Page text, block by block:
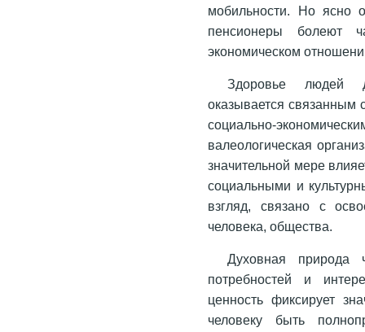
мобильности. Но ясно
пенсионеры болеют
экономическом
Здоровье людей
оказывается
социально-
валеологическая
значительной мере
социальными и
взгляд, связано с
человека, общества.
Духовная природа
потребностей и
ценность фиксирует
человеку быть